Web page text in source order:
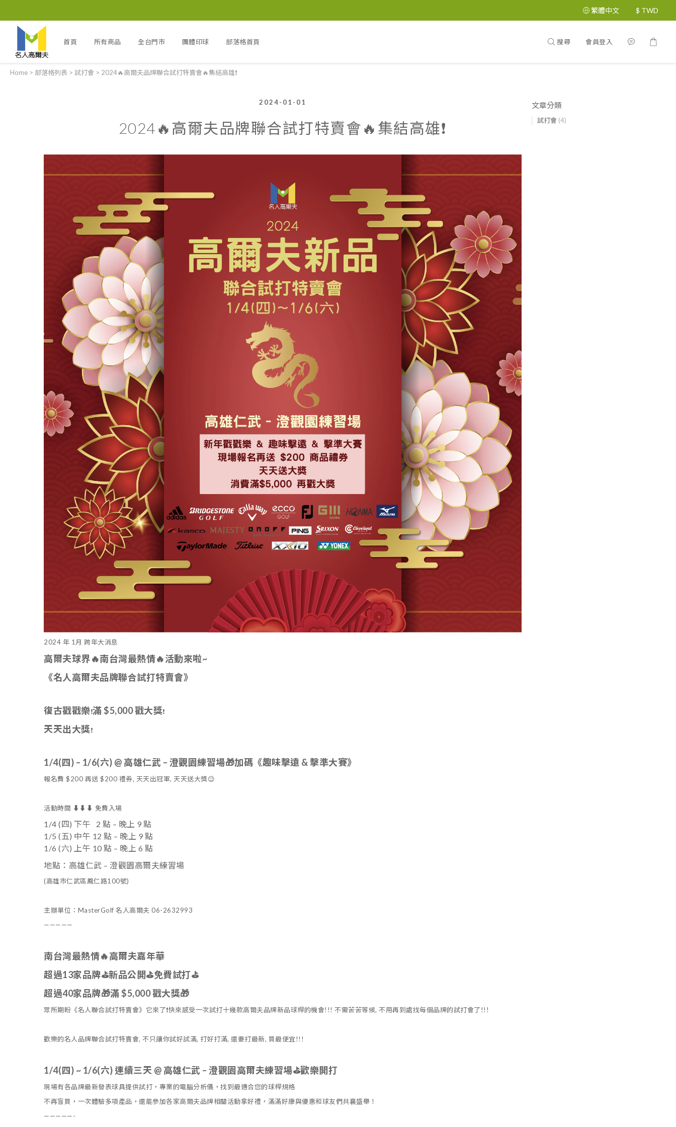
繁體中文 $ TWD
首頁 所有商品 全台門市 團體印球 部落格首頁 搜尋 會員登入
Home > 部落格列表 > 試打會 > 2024🔥高爾夫品牌聯合試打特賣會🔥集結高雄❗️
2024-01-01
2024🔥高爾夫品牌聯合試打特賣會🔥集結高雄❗️
2024 年 1月 跨年大消息
高爾夫球界🔥南台灣最熱情🔥活動來啦~
《名人高爾夫品牌聯合試打特賣會》
復古戳戳樂❗️滿 $5,000 戳大獎❗️
天天出大獎❗️
1/4(四) – 1/6(六) @ 高雄仁武 – 澄觀園練習場🎁加碼《趣味擊遠 & 擊準大賽》
報名費 $200 再送 $200 禮券, 天天出冠軍, 天天送大獎😉
活動時間 ⬇️⬇️⬇️ 免費入場
1/4 (四) 下午 2 點 – 晚上 9 點
1/5 (五) 中午 12 點 – 晚上 9 點
1/6 (六) 上午 10 點 – 晚上 6 點
地點：高雄仁武 – 澄觀園高爾夫練習場
(高雄市仁武區鳳仁路100號)
主辦單位：MasterGolf 名人高爾夫 06-2632993
—————
南台灣最熱情🔥高爾夫嘉年華
超過13家品牌⛳️新品公開⛳️免費試打⛳️
超過40家品牌🎁滿 $5,000 戳大獎🎁
眾所期盼《名人聯合試打特賣會》它來了❗️快來感受一次試打十幾款高爾夫品牌新品球桿的機會!!! 不需苦苦等候, 不用再到處找每個品牌的試打會了!!!
歡樂的名人品牌聯合試打特賣會, 不只讓你試好試滿, 打好打滿, 還要打最新, 買最便宜!!!
1/4(四) ~ 1/6(六) 連續三天 @ 高雄仁武 – 澄觀園高爾夫練習場⛳️歡樂開打
現場有各品牌最新發表球具提供試打，專業的電腦分析儀 ， 找到最適合您的球桿規格
不再盲買 ， 一次體驗多項產品 ， 還能參加各家高爾夫品牌相關活動拿好禮，滿滿好康與優惠和球友們共襄盛舉！
—————-
文章分類
試打會 (4)